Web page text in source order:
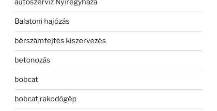
autószerviz Nyíregyháza
Balatoni hajózás
bérszámfejtés kiszervezés
betonozás
bobcat
bobcat rakodógép